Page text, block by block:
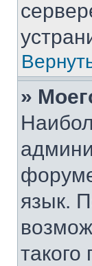
»
язык.